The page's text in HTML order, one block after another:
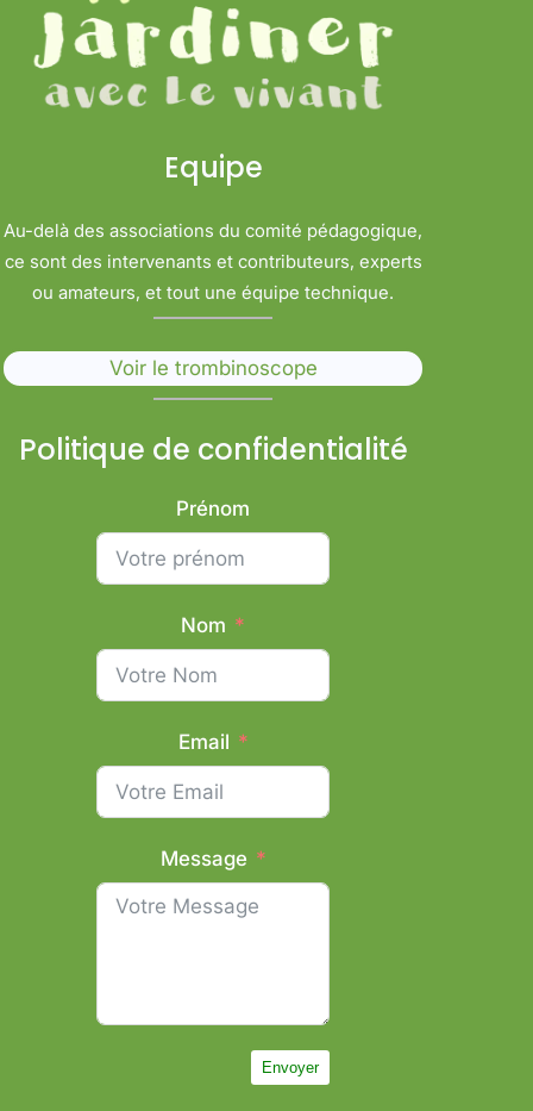
Equipe
Au-delà des associations du comité pédagogique,
ce sont des intervenants et contributeurs, experts
ou amateurs, et tout une équipe technique.
Voir le trombinoscope
Politique de confidentialité
Prénom
Nom
Email
Message
Envoyer